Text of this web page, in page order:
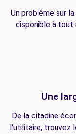
Un problème sur
disponible à tout
Une
De la citadine
l'utilitaire, trouvez